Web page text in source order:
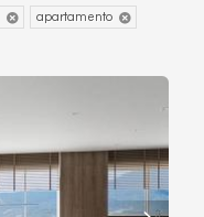
apartamento